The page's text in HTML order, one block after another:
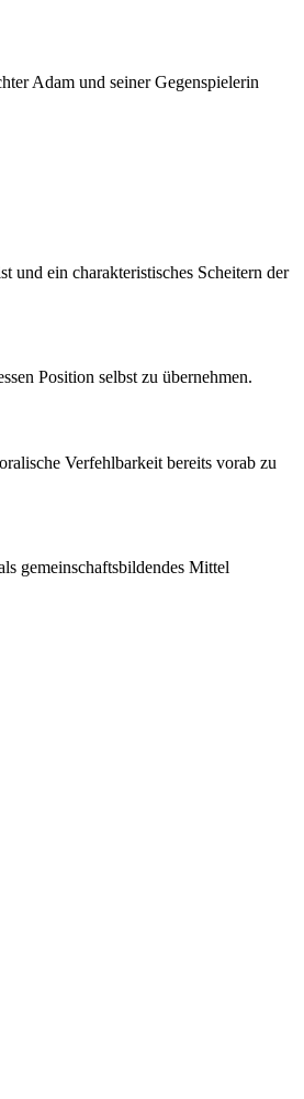
Adam und seiner Gegenspielerin
und ein charakteristisches Scheitern der
Position selbst zu übernehmen.
Verfehlbarkeit bereits vorab zu
gemeinschaftsbildendes Mittel